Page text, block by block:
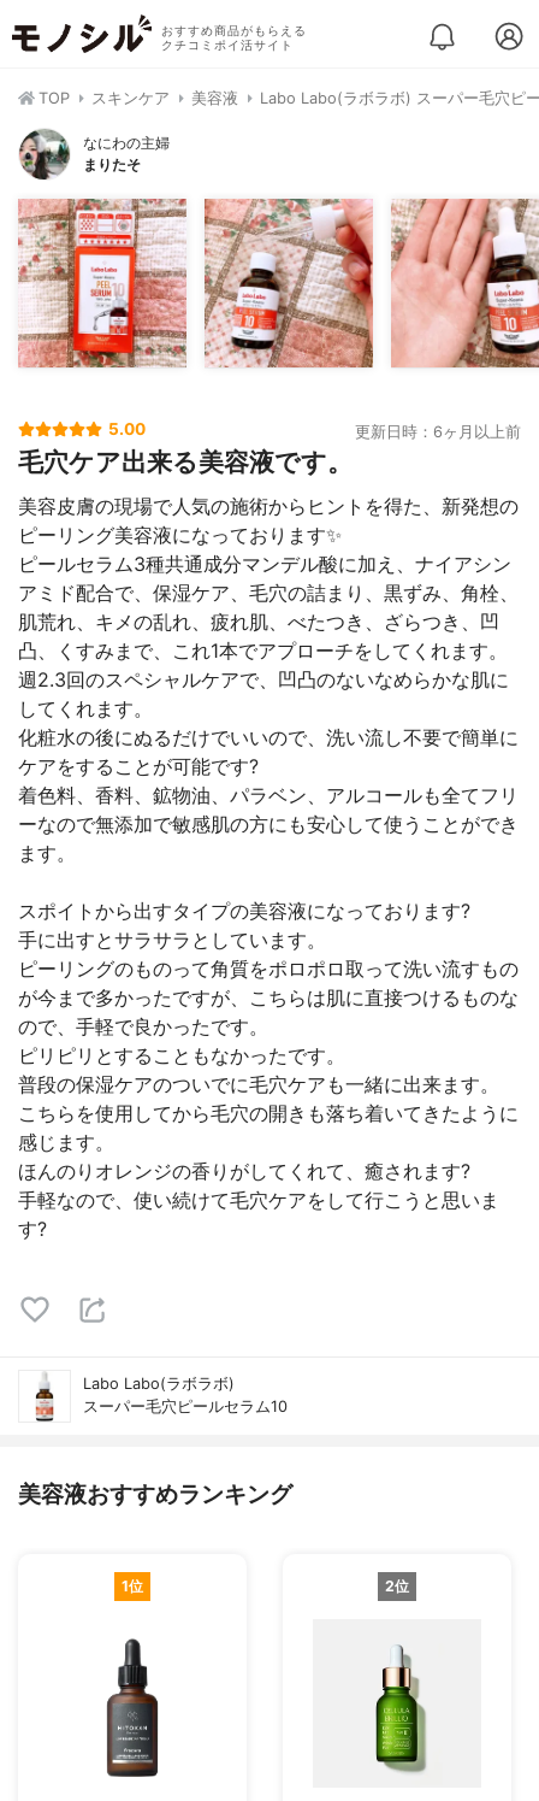
おすすめ商品がもらえる
クチコミポイ活サイト
TOP スキンケア 美容液 Labo Labo(ラボラボ) スーパー毛穴ピ
なにわの主婦
まりたそ
5.00 更新日時：6ヶ月以上前
毛穴ケア出来る美容液です。
美容皮膚の現場で人気の施術からヒントを得た、新発想の
ピーリング美容液になっております✨
ピールセラム3種共通成分マンデル酸に加え、ナイアシン
アミド配合で、保湿ケア、毛穴の詰まり、黒ずみ、角栓、
肌荒れ、キメの乱れ、疲れ肌、べたつき、ざらつき、凹
凸、くすみまで、これ1本でアプローチをしてくれます。
週2.3回のスペシャルケアで、凹凸のないなめらかな肌に
してくれます。
化粧水の後にぬるだけでいいので、洗い流し不要で簡単に
ケアをすることが可能です?
着色料、香料、鉱物油、パラベン、アルコールも全てフリ
ーなので無添加で敏感肌の方にも安心して使うことができ
ます。
スポイトから出すタイプの美容液になっております?
手に出すとサラサラとしています。
ピーリングのものって角質をポロポロ取って洗い流すもの
が今まで多かったですが、こちらは肌に直接つけるものな
ので、手軽で良かったです。
ピリピリとすることもなかったです。
普段の保湿ケアのついでに毛穴ケアも一緒に出来ます。
こちらを使用してから毛穴の開きも落ち着いてきたように
感じます。
ほんのりオレンジの香りがしてくれて、癒されます?
手軽なので、使い続けて毛穴ケアをして行こうと思いま
す?
Labo Labo(ラボラボ)
スーパー毛穴ピールセラム10
美容液おすすめランキング
1位 2位